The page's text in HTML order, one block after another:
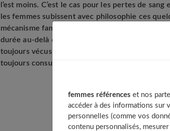
l’est moins. C’est le cas pour les pertes de
les femmes subissent avec philosophie ces
mécanisme familier s’enraye. Des
durée au-delà des 3 à 6 jours habituels. Ces
toujours vécus avec inquiétude. Quand
toujours consulter son médecin.
Table of Contents
Vous êtes une jeune fille
femmes références et nos
accéder à des informations sur
personnelles (comme vos
contenu personnalisés,